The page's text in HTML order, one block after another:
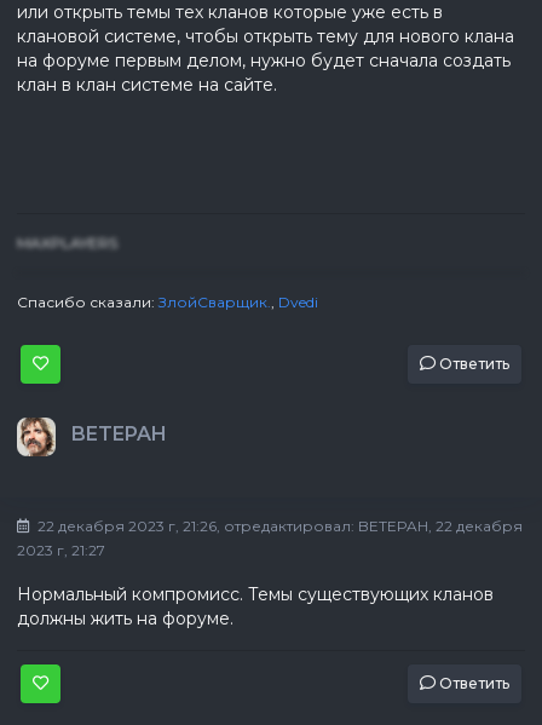
или открыть темы тех кланов которые уже есть в
клановой системе, чтобы открыть тему для нового клана
на форуме первым делом, нужно будет сначала создать
клан в клан системе на сайте.
MAXPLAYERS
Спасибо сказали:ЗлойСварщик., Dvedi
Ответить
BETEPAH
22 декабря 2023 г, 21:26, отредактировал: BETEPAH, 22 декабря
2023 г, 21:27
Нормальный компромисс. Темы существующих кланов
должны жить на форуме.
Ответить